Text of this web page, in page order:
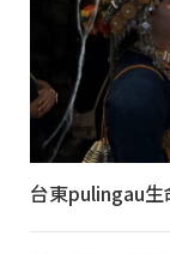
台東pulingau生